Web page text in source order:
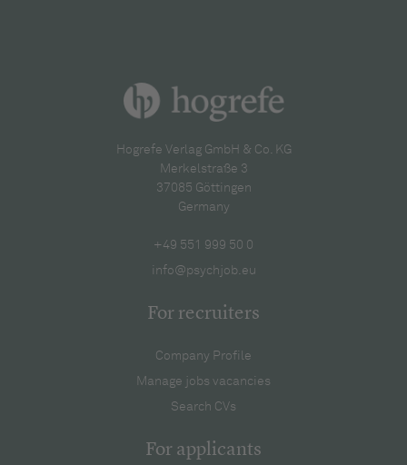
Hogrefe Verlag GmbH & Co. KG
Merkelstraße 3
37085 Göttingen
Germany
+49 551 999 50 0
info@psychjob.eu
For recruiters
Company Profile
Manage jobs vacancies
Search CVs
For applicants